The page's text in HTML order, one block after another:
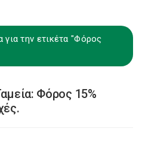
την ετικέτα "Φόρος
Φόρος 15%